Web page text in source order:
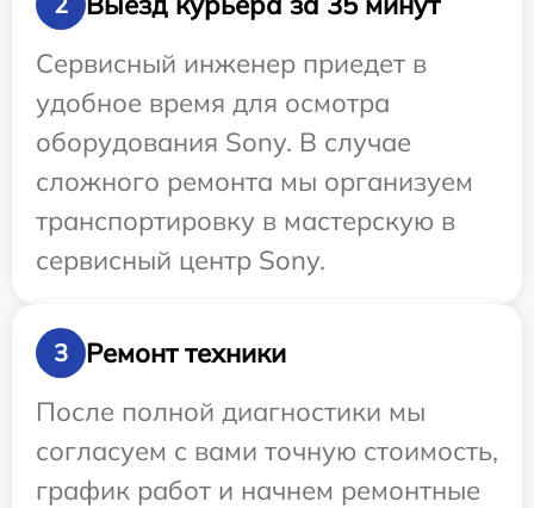
Сервисный инженер приедет в
удобное время для осмотра
оборудования Sony. В случае
сложного ремонта мы организуем
транспортировку в мастерскую в
сервисный центр Sony.
3
Ремонт техники
После полной диагностики мы
согласуем с вами точную стоимость,
график работ и начнем ремонтные